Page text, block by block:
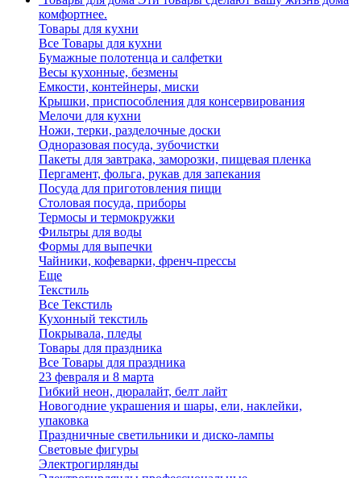
комфортнее.
Товары для кухни
Все Товары для кухни
Бумажные полотенца и салфетки
Весы кухонные, безмены
Емкости, контейнеры, миски
Крышки, приспособления для консервирования
Мелочи для кухни
Ножи, терки, разделочные доски
Одноразовая посуда, зубочистки
Пакеты для завтрака, заморозки, пищевая пленка
Пергамент, фольга, рукав для запекания
Посуда для приготовления пищи
Столовая посуда, приборы
Термосы и термокружки
Фильтры для воды
Формы для выпечки
Чайники, кофеварки, френч-прессы
Еще
Текстиль
Все Текстиль
Кухонный текстиль
Покрывала, пледы
Товары для праздника
Все Товары для праздника
23 февраля и 8 марта
Гибкий неон, дюралайт, белт лайт
Новогодние украшения и шары, ели, наклейки,
упаковка
Праздничные светильники и диско-лампы
Световые фигуры
Электрогирлянды